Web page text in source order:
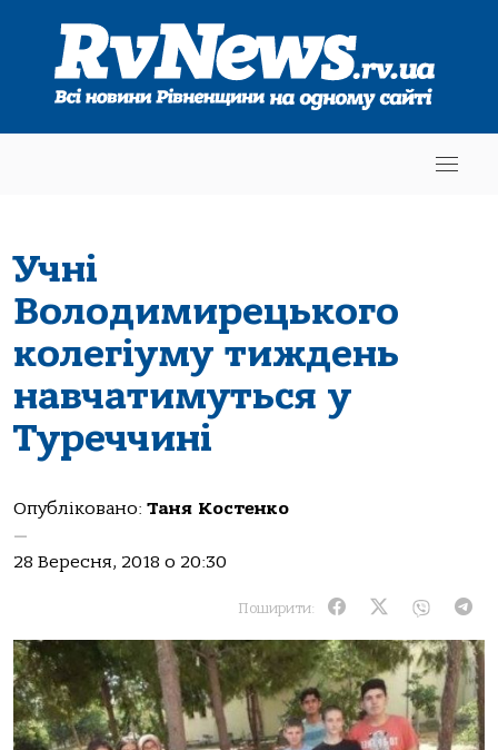
Учні
Володимирецького
колегіуму тиждень
навчатимуться у
Туреччині
Опубліковано: Таня Костенко
—
28 Вересня, 2018 о 20:30
Поширити: